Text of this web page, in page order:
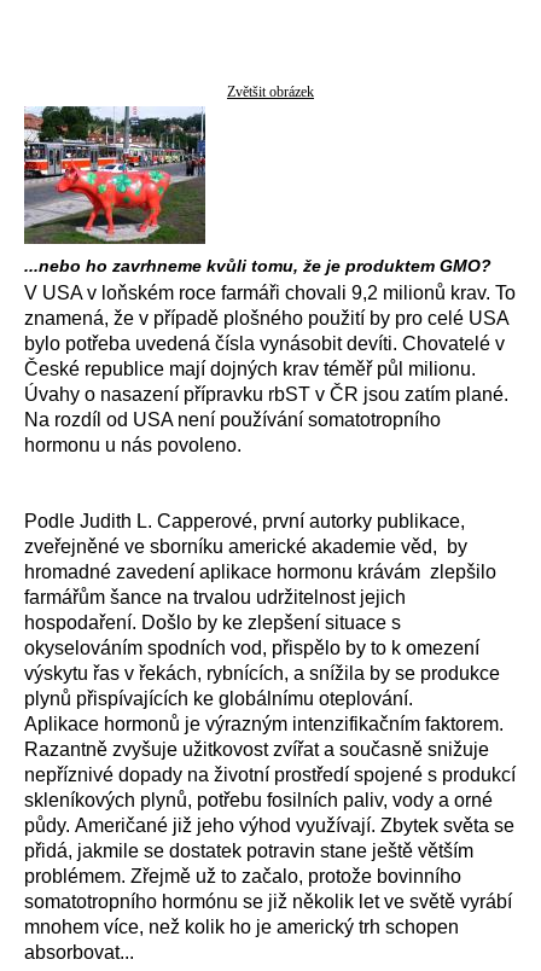
Zvětšit obrázek
...nebo ho zavrhneme kvůli tomu, že je produktem GMO?
V USA v loňském roce farmáři chovali 9,2 milionů krav. To
znamená, že v případě plošného použití by pro celé USA
bylo potřeba uvedená čísla vynásobit devíti. Chovatelé v
České republice mají dojných krav téměř půl milionu.
Úvahy o nasazení přípravku rbST v ČR jsou zatím plané.
Na rozdíl od USA není používání somatotropního
hormonu u nás povoleno.
Podle Judith L. Capperové, první autorky publikace,
zveřejněné ve sborníku americké akademie věd, by
hromadné zavedení aplikace hormonu krávám zlepšilo
farmářům šance na trvalou udržitelnost jejich
hospodaření. Došlo by ke zlepšení situace s
okyselováním spodních vod, přispělo by to k omezení
výskytu řas v řekách, rybnících, a snížila by se produkce
plynů přispívajících ke globálnímu oteplování.
Aplikace hormonů je výrazným intenzifikačním faktorem.
Razantně zvyšuje užitkovost zvířat a současně snižuje
nepříznivé dopady na životní prostředí spojené s produkcí
skleníkových plynů, potřebu fosilních paliv, vody a orné
půdy. Američané již jeho výhod využívají. Zbytek světa se
přidá, jakmile se dostatek potravin stane ještě větším
problémem. Zřejmě už to začalo, protože bovinního
somatotropního hormónu se již několik let ve světě vyrábí
mnohem více, než kolik ho je americký trh schopen
absorbovat...